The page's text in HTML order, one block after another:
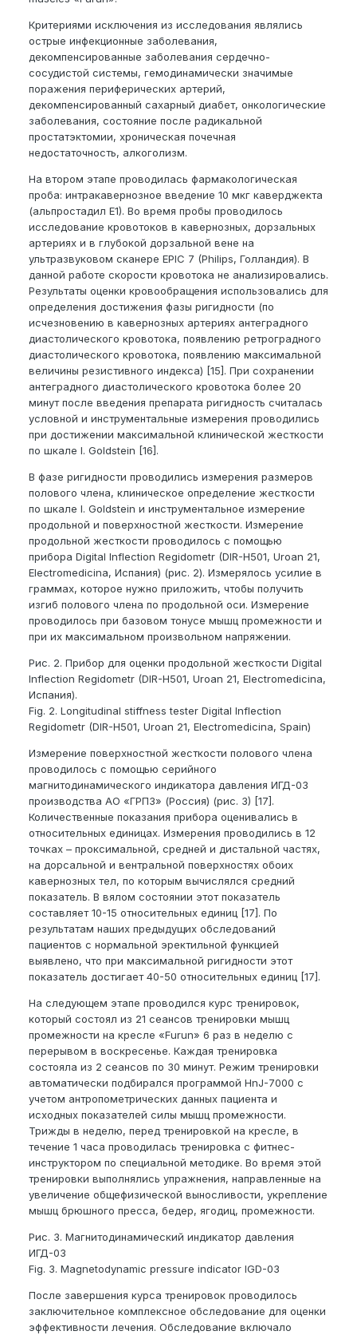
Критериями исключения из исследования являлись
острые инфекционные заболевания,
декомпенсированные заболевания сердечно-
сосудистой системы, гемодинамически значимые
поражения периферических артерий,
декомпенсированный сахарный диабет, онкологические
заболевания, состояние после радикальной
простатэктомии, хроническая почечная
недостаточность, алкоголизм.
На втором этапе проводилась фармакологическая
проба: интракавернозное введение 10 мкг каверджекта
(альпростадил Е1). Во время пробы проводилось
исследование кровотоков в кавернозных, дорзальных
артериях и в глубокой дорзальной вене на
ультразвуковом сканере EPIC 7 (Philips, Голландия). В
данной работе скорости кровотока не анализировались.
Результаты оценки кровообращения использовались для
определения достижения фазы ригидности (по
исчезновению в кавернозных артериях антеградного
диастолического кровотока, появлению ретроградного
диастолического кровотока, появлению максимальной
величины резистивного индекса) [15]. При сохранении
антеградного диастолического кровотока более 20
минут после введения препарата ригидность считалась
условной и инструментальные измерения проводились
при достижении максимальной клинической жесткости
по шкале I. Goldstein [16].
В фазе ригидности проводились измерения размеров
полового члена, клиническое определение жесткости
по шкале I. Goldstein и инструментальное измерение
продольной и поверхностной жесткости. Измерение
продольной жесткости проводилось с помощью
прибора Digital Inflection Regidometr (DIR-H501, Uroan 21,
Electromedicina, Испания) (рис. 2). Измерялось усилие в
граммах, которое нужно приложить, чтобы получить
изгиб полового члена по продольной оси. Измерение
проводилось при базовом тонусе мышц промежности и
при их максимальном произвольном напряжении.
Рис. 2. Прибор для оценки продольной жесткости Digital
Inflection Regidometr (DIR-H501, Uroan 21, Electromedicina,
Испания).
Fig. 2. Longitudinal stiffness tester Digital Inflection
Regidometr (DIR-H501, Uroan 21, Electromedicina, Spain)
Измерение поверхностной жесткости полового члена
проводилось с помощью серийного
магнитодинамического индикатора давления ИГД-03
производства АО «ГРПЗ» (Россия) (рис. 3) [17].
Количественные показания прибора оценивались в
относительных единицах. Измерения проводились в 12
точках – проксимальной, средней и дистальной частях,
на дорсальной и вентральной поверхностях обоих
кавернозных тел, по которым вычислялся средний
показатель. В вялом состоянии этот показатель
составляет 10-15 относительных единиц [17]. По
результатам наших предыдущих обследований
пациентов с нормальной эректильной функцией
выявлено, что при максимальной ригидности этот
показатель достигает 40-50 относительных единиц [17].
На следующем этапе проводился курс тренировок,
который состоял из 21 сеансов тренировки мышц
промежности на кресле «Furun» 6 раз в неделю с
перерывом в воскресенье. Каждая тренировка
состояла из 2 сеансов по 30 минут. Режим тренировки
автоматически подбирался программой HnJ-7000 с
учетом антропометрических данных пациента и
исходных показателей силы мышц промежности.
Трижды в неделю, перед тренировкой на кресле, в
течение 1 часа проводилась тренировка с фитнес-
инструктором по специальной методике. Во время этой
тренировки выполнялись упражнения, направленные на
увеличение общефизической выносливости, укрепление
мышц брюшного пресса, бедер, ягодиц, промежности.
Рис. 3. Магнитодинамический индикатор давления
ИГД-03
Fig. 3. Magnetodynamic pressure indicator IGD-03
После завершения курса тренировок проводилось
заключительное комплексное обследование для оценки
эффективности лечения. Обследование включало